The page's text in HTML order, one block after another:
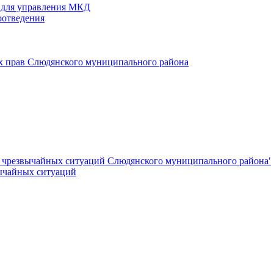
для управления МКД
Слюдянского муниципального района
ситуаций Слюдянского муниципального
ситуаций